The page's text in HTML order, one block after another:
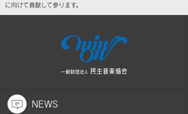
に向けて貢献して参ります。
NEWS